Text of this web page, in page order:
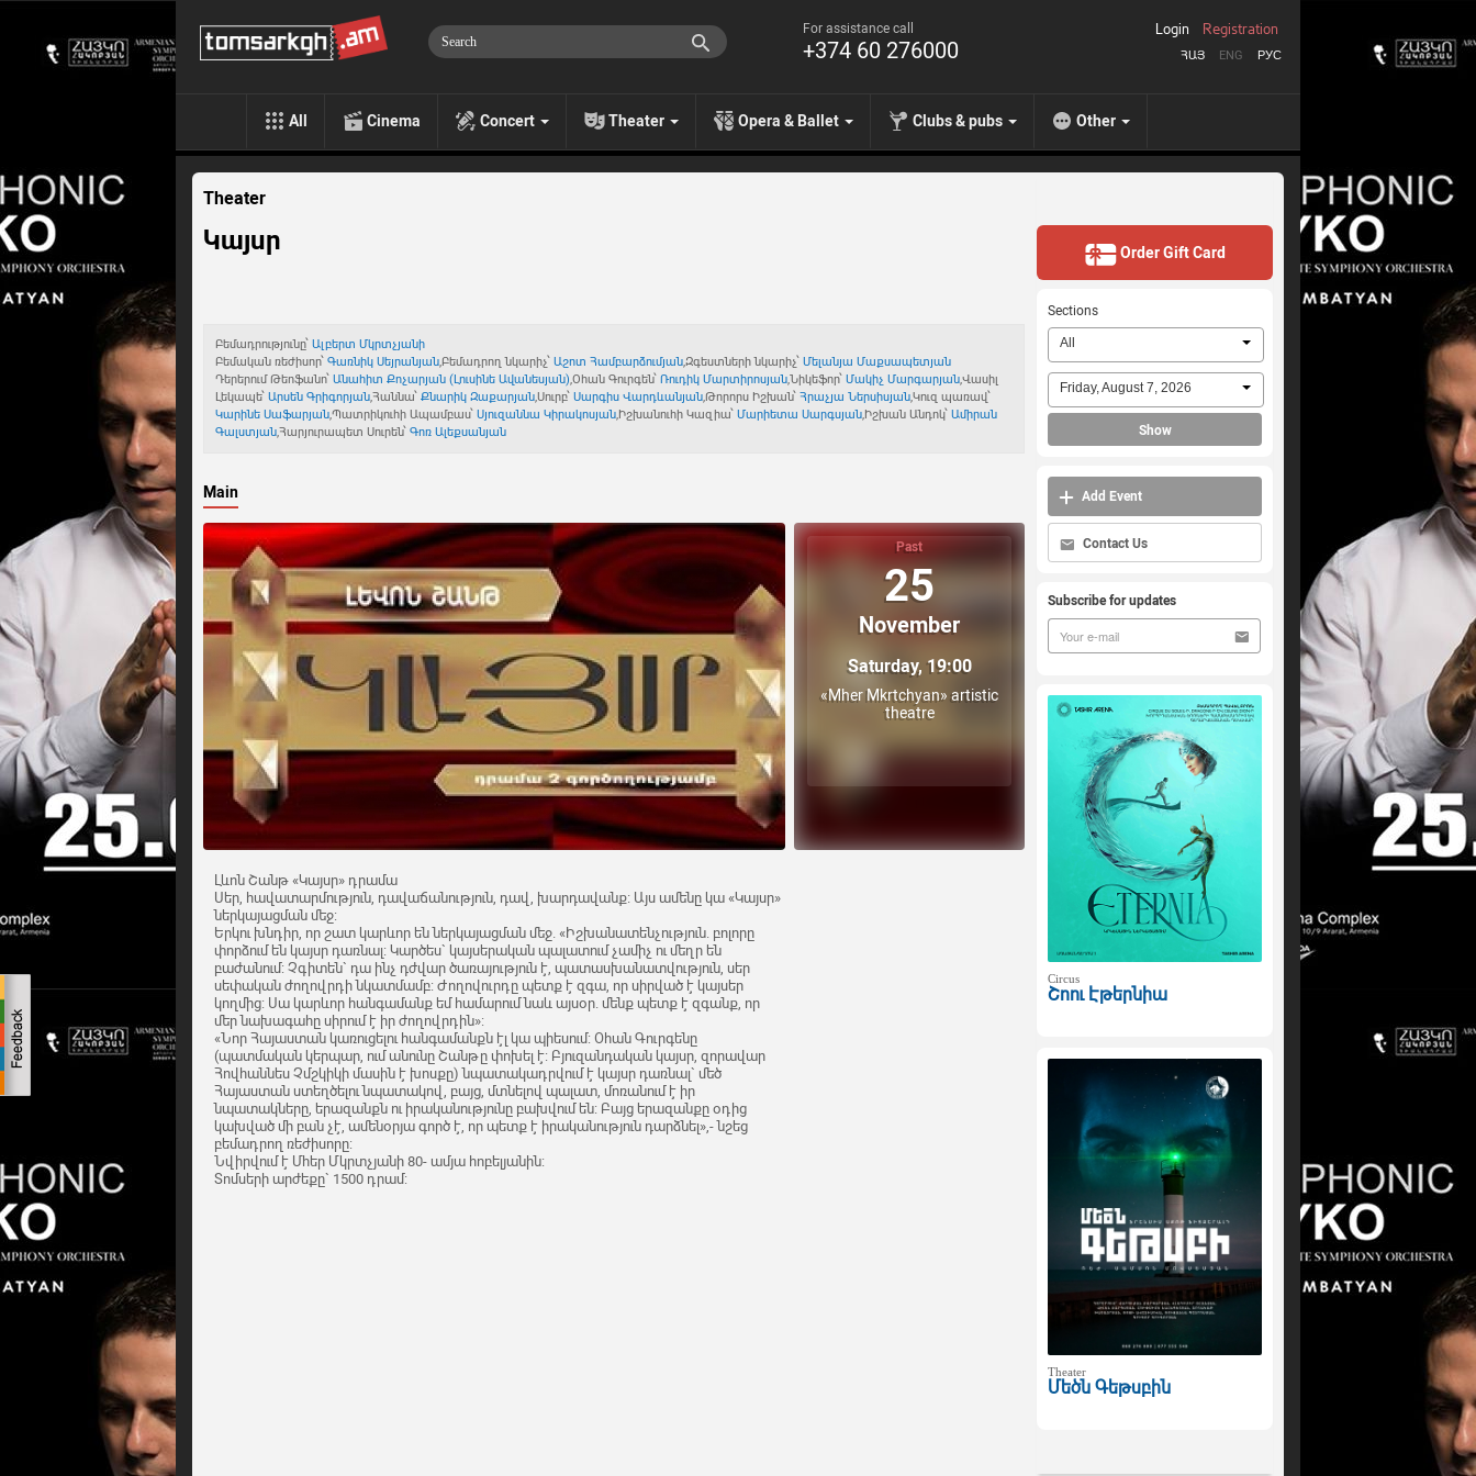
For assistance call
+374 60 276000 ՀԱՅ ENG РУС
Login Registration
All Cinema Concert Theater Opera & Ballet Clubs & pubs Other
Theater
Կայսր
Բեմադրությունը՝ Ալբերտ Մկրտչյանի
Բեմական ռեժիսոր՝ Գառնիկ Սեյրանյան,Բեմադրող նկարիչ՝ Աշոտ Համբարձումյան,Զգեստների նկարիչ՝ Մելանյա Մաքսապետյան
Դերերում Թեոֆանո՝ Անահիտ Քոչարյան (Լուսինե Ավանեսյան),Օհան Գուրգեն՝ Ռուդիկ Մարտիրոսյան,Նիկեֆոր՝ Մակիչ Մարգարյան,Վասիլ
Լեկապե՝ Արսեն Գրիգորյան,Հաննա՝ Քնարիկ Զաքարյան,Սուրբ՝ Սարգիս Վարդևանյան,Թորորս Իշխան՝ Հրաչյա Ներսիսյան,Կուզ պառավ՝
Կարինե Սաֆարյան,Պատրիկուհի Ապամբաս՝ Սյուզաննա Կիրակոսյան,Իշխանուհի Կազիա՝ Մարիետա Սարգսյան,Իշխան Անդոկ՝ Ամիրան
Գալստյան,Հարյուրապետ Սուրեն՝ Գոռ Ալեքսանյան
Main
Past
25
November
Saturday, 19:00
«Mher Mkrtchyan» artistic
theatre
Լևոն Շանթ «Կայսր» դրամա
Սեր, հավատարմություն, դավաճանություն, դավ, խարդավանք։ Այս ամենը կա «Կայսր»
ներկայացման մեջ:
Երկու խնդիր, որ շատ կարևոր են ներկայացման մեջ. «Իշխանատենչություն. բոլորը
փորձում են կայսր դառնալ: Կարծես` կայսերական պալատում չամիչ ու մեղր են
բաժանում: Չգիտեն` դա ինչ դժվար ծառայություն է, պատասխանատվություն, սեր
սեփական ժողովրդի նկատմամբ: Ժողովուրդը պետք է զգա, որ սիրված է կայսեր
կողմից: Սա կարևոր հանգամանք եմ համարում նաև այսօր. մենք պետք է զգանք, որ
մեր նախագահը սիրում է իր ժողովրդին»:
«Նոր Հայաստան կառուցելու հանգամանքն էլ կա պիեսում: Օհան Գուրգենը
(պատմական կերպար, ում անունը Շանթը փոխել է: Բյուզանդական կայսր, զորավար
Հովհաննես Չմշկիկի մասին է խոսքը) նպատակադրվում է կայսր դառնալ` մեծ
Հայաստան ստեղծելու նպատակով, բայց, մտնելով պալատ, մոռանում է իր
նպատակները, երազանքն ու իրականությունը բախվում են: Բայց երազանքը օդից
կախված մի բան չէ, ամենօրյա գործ է, որ պետք է իրականություն դարձնել»,- նշեց
բեմադրող ռեժիսորը:
Նվիրվում է Մհեր Մկրտչյանի 80- ամյա հոբելյանին:
Տոմսերի արժեքը` 1500 դրամ:
Order Gift Card
Sections
All
Friday, August 7, 2026
Show
Add Event
Contact Us
Subscribe for updates
Circus
Շոու Էթերնիա
Theater
Մեծն Գեթսբին